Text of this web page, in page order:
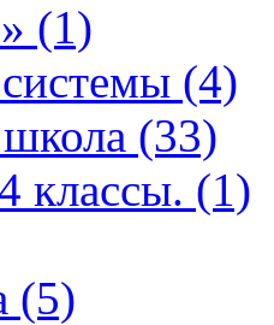
(1)
(4)
(33)
классы. (1)
(5)